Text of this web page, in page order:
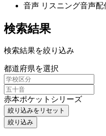
音声 リスニング音声配
検索結果
検索結果を絞り込み
都道府県を選択
赤本ポケットシリーズ
絞り込みをリセット
絞り込み